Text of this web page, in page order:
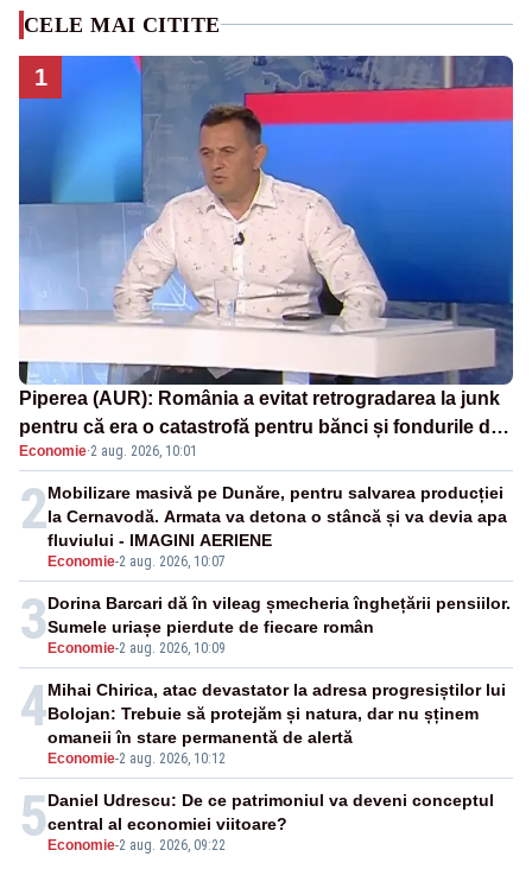
CELE MAI CITITE
1
Piperea (AUR): România a evitat retrogradarea la junk
pentru că era o catastrofă pentru bănci și fondurile de
pensii
Economie·2 aug. 2026, 10:01
2
Economie-2 aug. 2026, 10:07
Mobilizare masivă pe Dunăre, pentru salvarea producției
la Cernavodă. Armata va detona o stâncă și va devia apa
fluviului - IMAGINI AERIENE
3 Economie-2 aug. 2026, 10:09
Dorina Barcari dă în vileag șmecheria înghețării pensiilor.
Sumele uriașe pierdute de fiecare român
4
Economie-2 aug. 2026, 10:12
Mihai Chirica, atac devastator la adresa progresiștilor lui
Bolojan: Trebuie să protejăm și natura, dar nu șținem
omaneii în stare permanentă de alertă
5 Economie-2 aug. 2026, 09:22
Daniel Udrescu: De ce patrimoniul va deveni conceptul
central al economiei viitoare?